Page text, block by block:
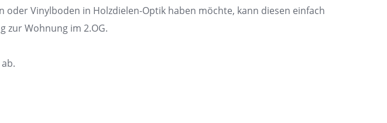
Vinylboden in Holzdielen-Optik haben möchte, kann diesen einfach
zur Wohnung im 2.OG.